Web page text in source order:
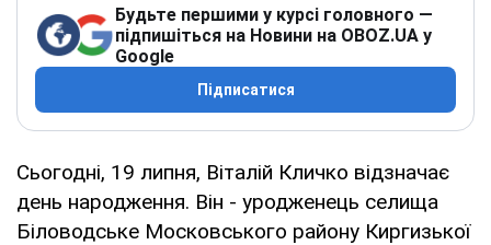
Будьте першими у курсі головного —
підпишіться на Новини на OBOZ.UA у
Google
Підписатися
Сьогодні, 19 липня, Віталій Кличко відзначає
день народження. Він - уродженець селища
Біловодське Московського району Киргизької